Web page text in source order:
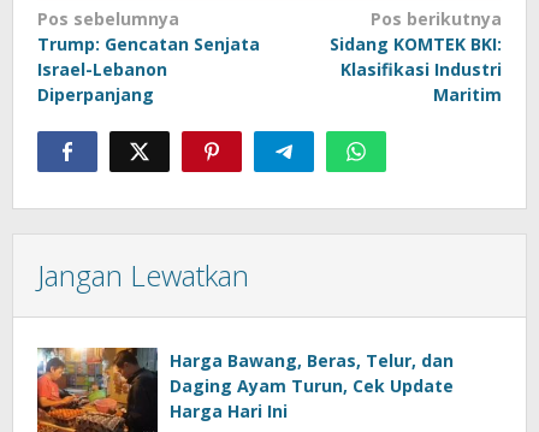
Navigasi
pos
Pos sebelumnya
Trump: Gencatan Senjata
Israel-Lebanon
Diperpanjang
Pos berikutnya
Sidang KOMTEK BKI:
Klasifikasi Industri
Maritim
Jangan Lewatkan
Harga Bawang, Beras, Telur, dan
Daging Ayam Turun, Cek Update
Harga Hari Ini